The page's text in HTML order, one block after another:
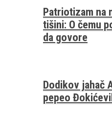
Patriotizam na
tišini: O čemu
da govore
Dodikov jahač
pepeo